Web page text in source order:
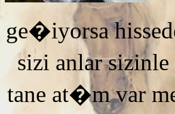
ge�iyorsa
sizi anlar
tane at�m var